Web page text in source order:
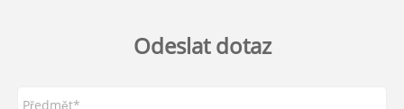
Odeslat dotaz